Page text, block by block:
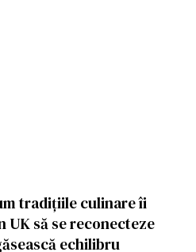
tradițiile culinare îi
UK să se reconecteze
echilibru